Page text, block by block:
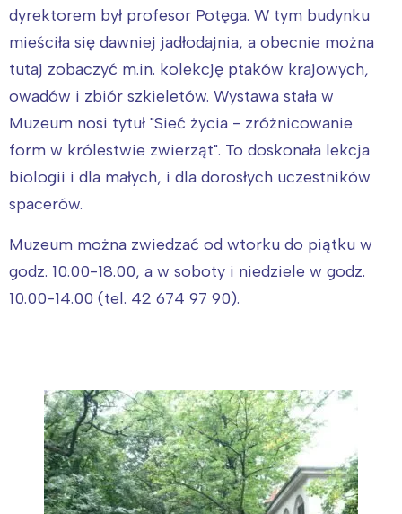
dyrektorem był profesor Potęga. W tym budynku
mieściła się dawniej jadłodajnia, a obecnie można
tutaj zobaczyć m.in. kolekcję ptaków krajowych,
owadów i zbiór szkieletów. Wystawa stała w
Muzeum nosi tytuł "Sieć życia - zróżnicowanie
form w królestwie zwierząt". To doskonała lekcja
biologii i dla małych, i dla dorosłych uczestników
spacerów.
Muzeum można zwiedzać od wtorku do piątku w
godz. 10.00-18.00, a w soboty i niedziele w godz.
10.00-14.00 (tel. 42 674 97 90).
Warszawa
Łódź
Trójmiasto
Poznań
Wrocław
Śląsk
Kraków
Południe
Północ
Wszystkie